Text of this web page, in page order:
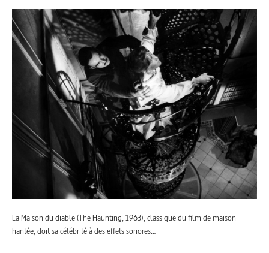
La Maison du diable (The Haunting, 1963), classique du film de maison
hantée, doit sa célébrité à des effets sonores…